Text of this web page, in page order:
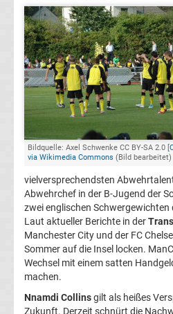
Transfergerüchte
1.
FC
Kaiserslautern
Transfergerüchte
1.
FC
Köln
Transfergerüchte
Bildquelle: Axel Schwenke CC BY-SA 2.0 [
via Wikimedia Commons (Bild bearbeitet)
vielversprechendsten
Abwehrchef in der B-Jugend der
zwei englischen Schwergewichten
Laut aktueller Berichte in der
Manchester City und der FC
Sommer auf die Insel locken.
Wechsel mit einem satten
machen.
Nnamdi Collinsgilt als heißes
Zukunft. Derzeit schnürt die